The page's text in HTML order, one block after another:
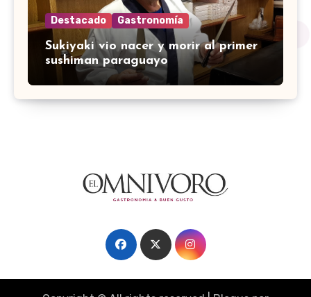
Destacado Gastronomía
Sukiyaki vio nacer y morir al primer
sushiman paraguayo